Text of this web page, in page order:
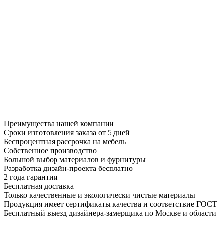
Преимущества нашей компании
Сроки изготовления заказа от 5 дней
Беспроцентная рассрочка на мебель
Собственное производство
Большой выбор материалов и фурнитуры
Разработка дизайн-проекта бесплатно
2 года гарантии
Бесплатная доставка
Только качественные и экологически чистые материалы
Продукция имеет сертификаты качества и соответствие ГОСТ
Бесплатный выезд дизайнера-замерщика по Москве и области